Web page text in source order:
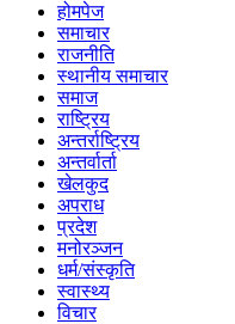
होमपेज
समाचार
राजनीति
स्थानीय समाचार
समाज
राष्ट्रिय
अन्तर्राष्ट्रिय
अन्तर्वार्ता
खेलकुद
अपराध
प्रदेश
मनोरञ्जन
धर्म/संस्कृति
स्वास्थ्य
विचार